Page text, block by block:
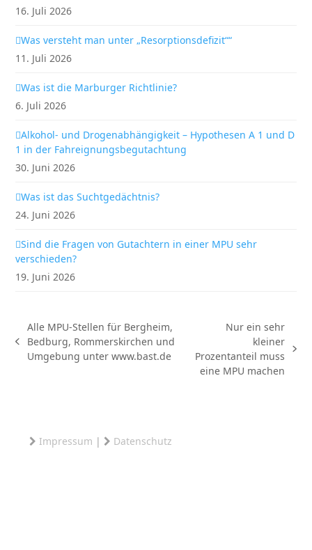
16. Juli 2026
Was versteht man unter „Resorptionsdefizit““
11. Juli 2026
Was ist die Marburger Richtlinie?
6. Juli 2026
Alkohol- und Drogenabhängigkeit – Hypothesen A 1 und D
1 in der Fahreignungsbegutachtung
30. Juni 2026
Was ist das Suchtgedächtnis?
24. Juni 2026
Sind die Fragen von Gutachtern in einer MPU sehr
verschieden?
19. Juni 2026
vorheriger
Beitrag:
Alle MPU-Stellen für Bergheim,
Bedburg, Rommerskirchen und
Umgebung unter www.bast.de
Nächster
Beitrag:
Nur ein sehr
kleiner
Prozentanteil muss
eine MPU machen
Impressum | Datenschutz